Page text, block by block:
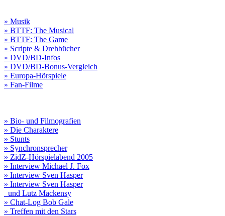
» Musik
» BTTF: The Musical
» BTTF: The Game
» Scripte & Drehbücher
» DVD/BD-Infos
» DVD/BD-Bonus-Vergleich
» Europa-Hörspiele
» Fan-Filme
» Bio- und Filmografien
» Die Charaktere
» Stunts
» Synchronsprecher
» ZidZ-Hörspielabend 2005
» Interview Michael J. Fox
» Interview Sven Hasper
» Interview Sven Hasper
und Lutz Mackensy
» Chat-Log Bob Gale
» Treffen mit den Stars